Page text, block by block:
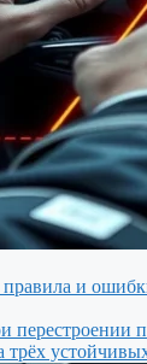
и
перестроении
трёх